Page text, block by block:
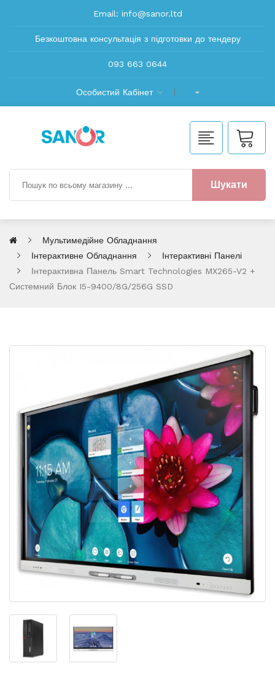
Email: info@sanor.ltd
Безкоштовна консультація з підготовки до тендеру
093 663 0644
Особистий Кабінет
Шукати
Мультимедійне Обладнання
Інтерактивне Обладнання
Інтерактивні Панелі
Інтерактивна Панель Smart Technologies MX265-V2 +
Системний Блок I5-9400/8G/256G SSD